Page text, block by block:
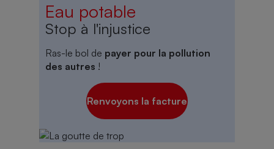
Eau potable
Stop à l'injustice
Ras-le bol de payer pour la pollution
des autres !
Renvoyons la facture